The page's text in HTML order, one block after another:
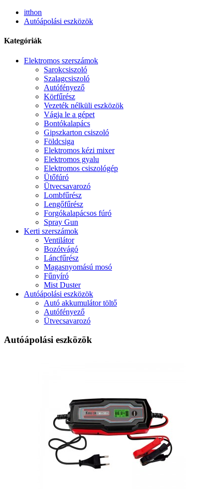
itthon
Autóápolási eszközök
Kategóriák
Elektromos szerszámok
Sarokcsiszoló
Szalagcsiszoló
Autófényező
Körfűrész
Vezeték nélküli eszközök
Vágja le a gépet
Bontókalapács
Gipszkarton csiszoló
Földcsiga
Elektromos kézi mixer
Elektromos gyalu
Elektromos csiszológép
Ütőfúró
Ütvecsavarozó
Lombfűrész
Lengőfűrész
Forgókalapácsos fúró
Spray Gun
Kerti szerszámok
Ventilátor
Bozótvágó
Láncfűrész
Magasnyomású mosó
Fűnyíró
Mist Duster
Autóápolási eszközök
Autó akkumulátor töltő
Autófényező
Ütvecsavarozó
Autóápolási eszközök